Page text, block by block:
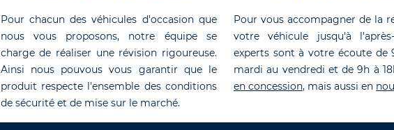
Pour chacun des véhicules d'occasion que
nous vous proposons, notre équipe se
charge de réaliser une révision rigoureuse.
Ainsi nous pouvous vous garantir que le
produit respecte l'ensemble des conditions
de sécurité et de mise sur le marché.
Pour vous accompagner de la
votre véhicule jusqu'à
experts sont à votre écoute de
mardi au vendredi et de 9h à
en concession, mais aussi en